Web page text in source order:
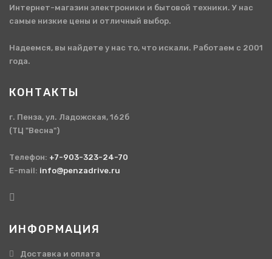
Интернет-магазин электроники и бытовой техники. У нас
самые низкие цены и отличный выбор.
Надеемся, вы найдете у нас то, что искали. Работаем с 2001
года.
КОНТАКТЫ
г. Пенза, ул. Ладожская, 162б
(ТЦ "Весна")
Телефон: +7-903-323-24-70
E-mail: info@penzadrive.ru
ИНФОРМАЦИЯ
Доставка и оплата